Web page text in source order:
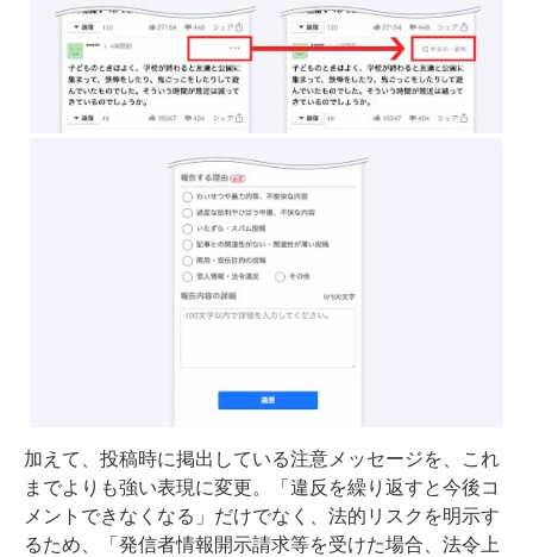
加えて、投稿時に掲出している注意メッセージを、これ
までよりも強い表現に変更。「違反を繰り返すと今後コ
メントできなくなる」だけでなく、法的リスクを明示す
るため、「発信者情報開示請求等を受けた場合、法令上